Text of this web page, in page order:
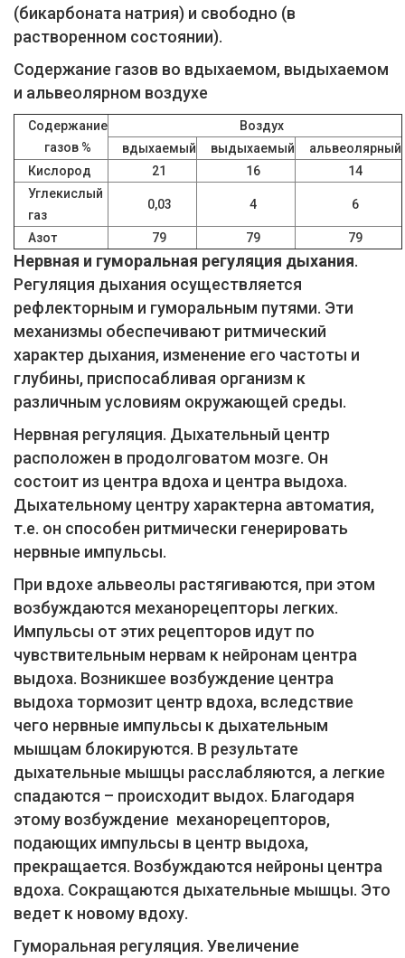
(бикарбоната натрия) и свободно (в
растворенном состоянии).
Содержание газов во вдыхаемом, выдыхаемом
и альвеолярном воздухе
Содержание
газов %
Воздух
вдыхаемый
выдыхаемый
альвеолярный
Кислород
21 16
14
Углекислый
газ
0,03 4 6
Азот 79 79 79
Нервная и гуморальная регуляция дыхания.
Регуляция дыхания осуществляется
рефлекторным и гуморальным путями. Эти
механизмы обеспечивают ритмический
характер дыхания, изменение его частоты и
глубины, приспосабливая организм к
различным условиям окружающей среды.
Нервная регуляция. Дыхательный центр
расположен в продолговатом мозге. Он
состоит из центра вдоха и центра выдоха.
Дыхательному центру характерна автоматия,
т.е. он способен ритмически генерировать
нервные импульсы.
При вдохе альвеолы растягиваются, при этом
возбуждаются механорецепторы легких.
Импульсы от этих рецепторов идут по
чувствительным нервам к нейронам центра
выдоха. Возникшее возбуждение центра
выдоха тормозит центр вдоха, вследствие
чего нервные импульсы к дыхательным
мышцам блокируются. В результате
дыхательные мышцы расслабляются, а легкие
спадаются – происходит выдох. Благодаря
этому возбуждение механорецепторов,
подающих импульсы в центр выдоха,
прекращается. Возбуждаются нейроны центра
вдоха. Сокращаются дыхательные мышцы. Это
ведет к новому вдоху.
Гуморальная регуляция. Увеличение